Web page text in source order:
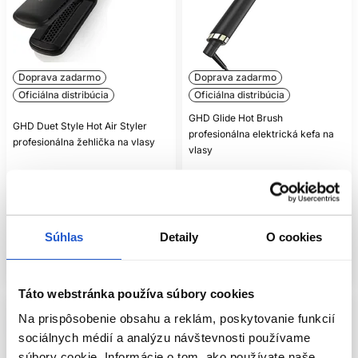
Súhlas Detaily O cookies
Táto webstránka používa súbory cookies
Na prispôsobenie obsahu a reklám, poskytovanie funkcií
sociálnych médií a analýzu návštevnosti používame
Doprava zadarmo
Oficiálna distribúcia
GHD Duet Style Hot Air Styler
profesionálna žehlička na vlasy
429.00 €
Kúpiť
Doprava zadarmo
Oficiálna distribúcia
GHD Glide Hot Brush
profesionálna elektrická kefa na
vlasy
179.00 €